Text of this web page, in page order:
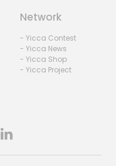
Network
- Yicca Contest
- Yicca News
- Yicca Shop
- Yicca Project